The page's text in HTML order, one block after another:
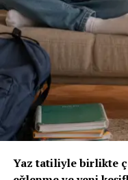
ve sürdürülebilir
Türkiye olarak Empati
sigortacılık
2030 vizyonumuzla
gelecekte değer
kayıpları karşılayan
öngören ve
“Yapay Zeka ve
Yaz tatiliyle birlikte